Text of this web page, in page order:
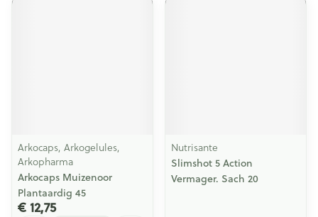
Arkocaps, Arkogelules,
Arkopharma
Arkocaps Muizenoor
Plantaardig 45
€ 12,75
Nutrisante
Slimshot 5 Action
Vermager. Sach 20